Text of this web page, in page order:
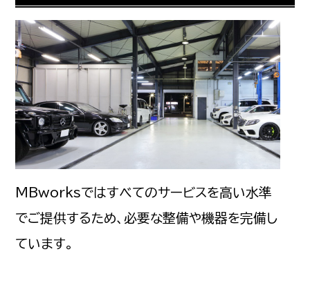
MBworksではすべてのサービスを高い水準
でご提供するため、必要な整備や機器を完備し
ています。